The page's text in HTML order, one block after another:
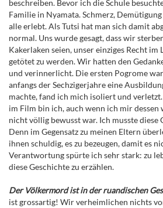
beschreiben. Bevor ich die Schule
Familie in Nyamata. Schmerz,
alle erlebt. Als Tutsi hat man sich damit
normal. Uns wurde gesagt, dass wir
Kakerlaken seien, unser einziges Recht im
getötet zu werden. Wir hatten den
und verinnerlicht. Die ersten Pogrome
anfangs der Sechzigerjahre eine
machte, fand ich mich isoliert und
im Film bin ich, auch wenn ich mir dessen
nicht völlig bewusst war. Ich musste diese
Denn im Gegensatz zu meinen Eltern
ihnen schuldig, es zu bezeugen, damit es
Verantwortung spürte ich sehr stark: zu
diese Geschichte zu erzählen.
Der Völkermord ist in der ruandischen
ist grossartig! Wir verheimlichen nichts